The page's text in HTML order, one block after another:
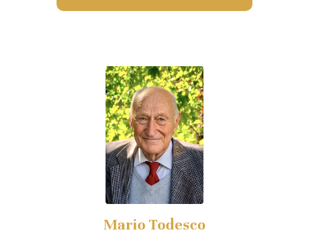
Mario Todesco